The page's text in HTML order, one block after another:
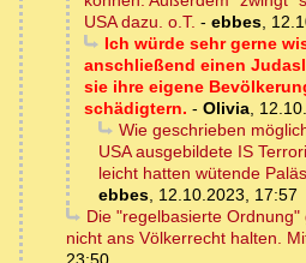
USA dazu. o.T. - ebbes,
Ich würde sehr gerne
anschließend einen
sie ihre eigene
schädigtern. - Olivia,
Wie geschrieben
USA ausgebildete IS
leicht hatten wütende
ebbes, 12.10.2023, 17:57
Die "regelbasierte Ordnung"
nicht ans Völkerrecht halten.